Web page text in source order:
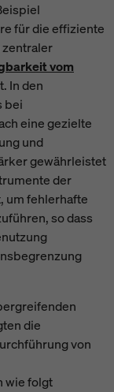
für die effiziente
vom
In den
bei
eine gezielte
und
gewährleistet
der
um fehlerhafte
so dass
die
von
wie folgt